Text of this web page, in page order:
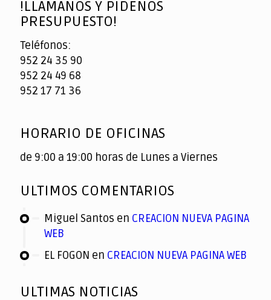
!LLAMANOS Y PIDENOS
PRESUPUESTO!
Teléfonos:
952 24 35 90
952 24 49 68
952 17 71 36
HORARIO DE OFICINAS
de 9:00 a 19:00 horas de Lunes a Viernes
ULTIMOS COMENTARIOS
Miguel Santos en CREACION NUEVA PAGINA
WEB
EL FOGON en CREACION NUEVA PAGINA WEB
ULTIMAS NOTICIAS